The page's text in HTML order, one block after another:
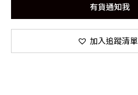
有貨通知我
加入追蹤清單